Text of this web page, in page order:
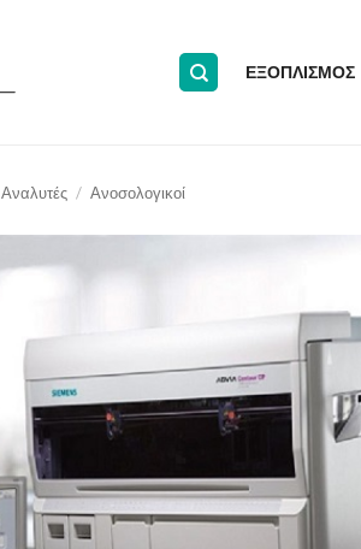
ΕΞΟΠΛΙΣΜΟΣ
Αναλυτές / Ανοσολογικοί